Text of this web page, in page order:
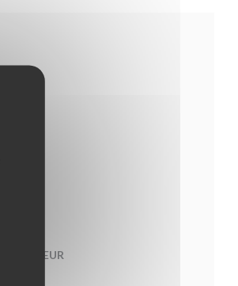
23,00 EUR